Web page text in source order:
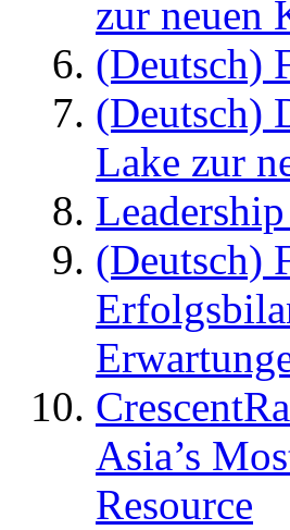
zur neuen
(Deutsch)
(Deutsch)
Lake zur
(Deutsch)
Asia’s
Resource